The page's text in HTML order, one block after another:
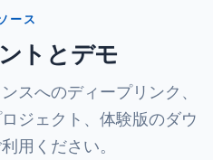
ース
トとデモ
スへのディープリンク、
ジェクト、体験版のダウ
用ください。